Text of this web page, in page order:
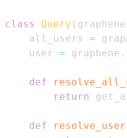
class Query ( graphene
    all_users
=
    user
= graphene .
def
return
def resolve_user